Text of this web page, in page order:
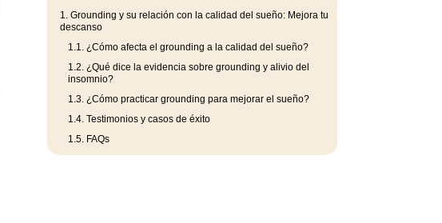
1.
Grounding y su relación con la calidad del sueño: Mejora tu
descanso
1.1.
¿Cómo afecta el grounding a la calidad del sueño?
1.2. ¿Qué dice la evidencia sobre grounding y alivio del
insomnio?
1.3. ¿Cómo practicar grounding para mejorar el sueño?
1.4. Testimonios y casos de éxito
1.5. FAQs